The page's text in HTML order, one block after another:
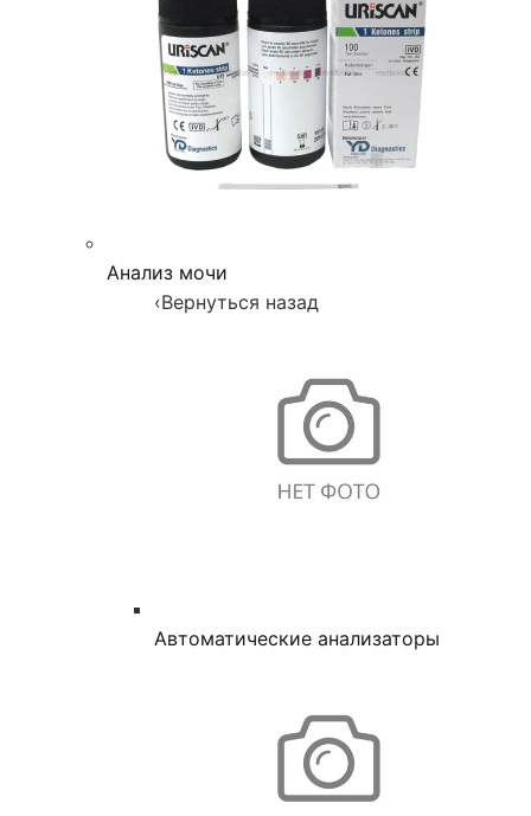
Анализ мочи
‹Вернуться назад
Автоматические анализаторы